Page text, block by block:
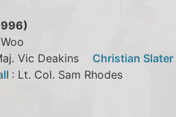
Vic Deakins Christian Slater
: Lt. Col. Sam Rhodes